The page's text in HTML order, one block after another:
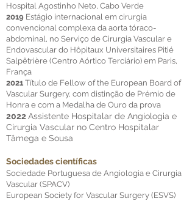
Hospital Agostinho Neto, Cabo Verde
2019 Estágio internacional em cirurgia
convencional complexa da aorta tóraco-
abdominal, no Serviço de Cirurgia Vascular e
Endovascular do Hôpitaux Universitaires Pitié
Salpêtrière (Centro Aórtico Terciário) em Paris,
França
2021 Título de Fellow of the European Board of
Vascular Surgery, com distinção de Prémio de
Honra e com a Medalha de Ouro da prova
2022Assistente Hospitalar de Angiologia e
Cirurgia Vascular no Centro Hospitalar
Tâmega e Sousa
Sociedades científicas
Sociedade Portuguesa de Angiologia e Cirurgia
Vascular (SPACV)
European Society for Vascular Surgery (ESVS)